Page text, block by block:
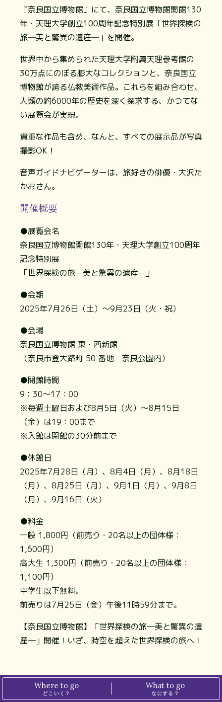
『奈良国立博物館』にて、奈良国立博物館開館130
年・天理大学創立100周年記念特別展「世界探検の
旅―美と驚異の遺産―」を開催。
世界中から集められた天理大学附属天理参考館の
30万点にのぼる膨大なコレクションと、奈良国立
博物館が誇る仏教美術作品。これらを組み合わせ、
人類の約6000年の歴史を深く探求する、かつてな
い展覧会が実現。
貴重な作品も含め、なんと、すべての展示品が写真
撮影OK！
音声ガイドナビゲーターは、旅好きの俳優・大沢た
かおさん。
開催概要
●展覧会名
奈良国立博物館開館130年・天理大学創立100周年
記念特別展
「世界探検の旅—美と驚異の遺産—」
●会期
2025年7月26日（土）～9月23日（火・祝）
●会場
奈良国立博物館 東・西新館
（奈良市登大路町 50 番地 奈良公園内）
●開館時間
9：30～17：00
※毎週土曜日および8月5日（火）～8月15日
（金）は19：00まで
※入館は閉館の30分前まで
●休館日
2025年7月28日（月）、8月4日（月）、8月18日
（月）、8月25日（月）、9月1日（月）、9月8日
（月）、9月16日（火）
●料金
一般 1,800円（前売り・20名以上の団体様：
1,600円）
高大生 1,300円（前売り・20名以上の団体様：
1,100円）
中学生以下無料。
前売りは7月25日（金）午後11時59分まで。
【奈良国立博物館】「世界探検の旅―美と驚異の遺
産―」開催！いざ、時空を超えた世界探検の旅へ！
Where to go
どこいく？
What to go
なにする？